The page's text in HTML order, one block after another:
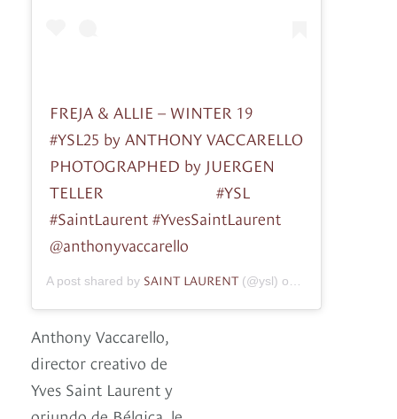
FREJA & ALLIE – WINTER 19
#YSL25 by ANTHONY VACCARELLO
PHOTOGRAPHED by JUERGEN
TELLER ⠀⠀⠀⠀⠀⠀⠀⠀⠀ #YSL
#SaintLaurent #YvesSaintLaurent
@anthonyvaccarello
A post shared by SAINT LAURENT (@ysl) on
Anthony Vaccarello,
director creativo de
Yves Saint Laurent y